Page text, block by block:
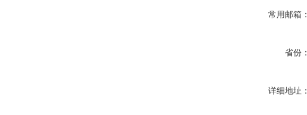
常用邮箱：
省份：
详细地址：